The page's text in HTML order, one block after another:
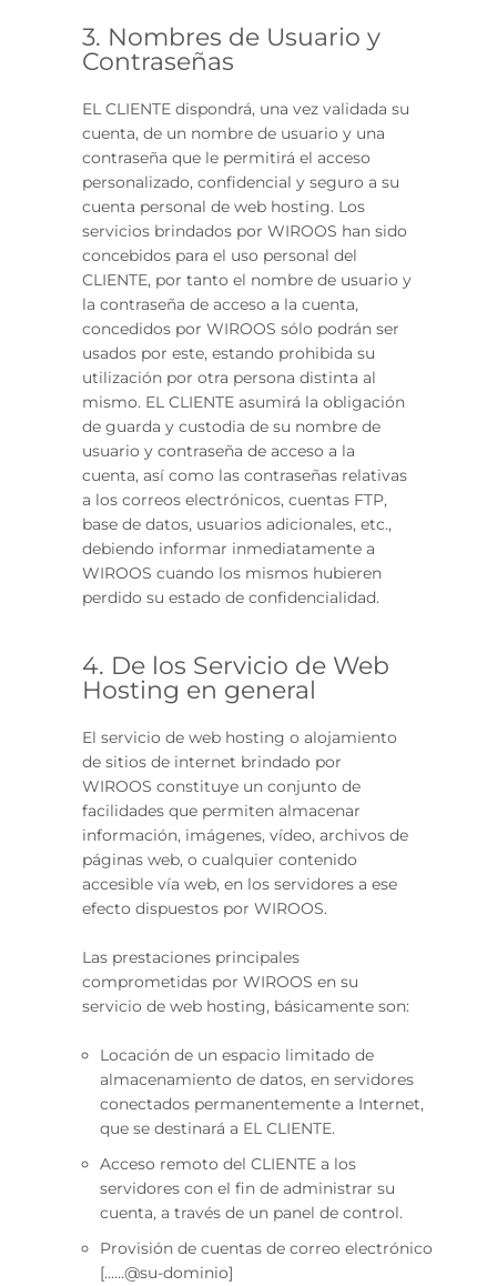
3. Nombres de Usuario y
Contraseñas
EL CLIENTE dispondrá, una vez validada su
cuenta, de un nombre de usuario y una
contraseña que le permitirá el acceso
personalizado, confidencial y seguro a su
cuenta personal de web hosting. Los
servicios brindados por WIROOS han sido
concebidos para el uso personal del
CLIENTE, por tanto el nombre de usuario y
la contraseña de acceso a la cuenta,
concedidos por WIROOS sólo podrán ser
usados por este, estando prohibida su
utilización por otra persona distinta al
mismo. EL CLIENTE asumirá la obligación
de guarda y custodia de su nombre de
usuario y contraseña de acceso a la
cuenta, así como las contraseñas relativas
a los correos electrónicos, cuentas FTP,
base de datos, usuarios adicionales, etc.,
debiendo informar inmediatamente a
WIROOS cuando los mismos hubieren
perdido su estado de confidencialidad.
4. De los Servicio de Web
Hosting en general
El servicio de web hosting o alojamiento
de sitios de internet brindado por
WIROOS constituye un conjunto de
facilidades que permiten almacenar
información, imágenes, vídeo, archivos de
páginas web, o cualquier contenido
accesible vía web, en los servidores a ese
efecto dispuestos por WIROOS.
Las prestaciones principales
comprometidas por WIROOS en su
servicio de web hosting, básicamente son:
Locación de un espacio limitado de
almacenamiento de datos, en servidores
conectados permanentemente a Internet,
que se destinará a EL CLIENTE.
Acceso remoto del CLIENTE a los
servidores con el fin de administrar su
cuenta, a través de un panel de control.
Provisión de cuentas de correo electrónico
[......@su-dominio]